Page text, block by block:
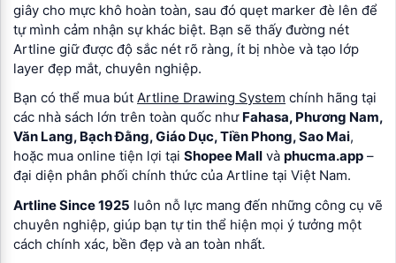
giây cho mực khô hoàn toàn, sau đó quẹt marker đè lên để
tự mình cảm nhận sự khác biệt. Bạn sẽ thấy đường nét
Artline giữ được độ sắc nét rõ ràng, ít bị nhòe và tạo lớp
layer đẹp mắt, chuyên nghiệp.
Bạn có thể mua bút Artline Drawing System chính hãng tại
các nhà sách lớn trên toàn quốc như Fahasa, Phương Nam,
Văn Lang, Bạch Đằng, Giáo Dục, Tiền Phong, Sao Mai,
hoặc mua online tiện lợi tại Shopee Mall và phucma.app –
đại diện phân phối chính thức của Artline tại Việt Nam.
Artline Since 1925 luôn nỗ lực mang đến những công cụ vẽ
chuyên nghiệp, giúp bạn tự tin thể hiện mọi ý tưởng một
cách chính xác, bền đẹp và an toàn nhất.